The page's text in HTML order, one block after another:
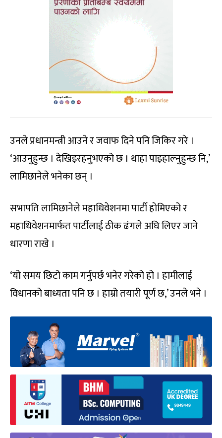
उनले प्रधानमन्त्री आउने र जवाफ दिने पनि जिकिर गरे ।
‘आउनुहुन्छ । देखिइरहनुभएको छ । थाहा पाइहाल्नुहुन्छ नि,’
लामिछानेले भनेका छन् ।
सभापति लामिछानेले महाधिवेशनमा पार्टी होमिएको र
महाधिवेशनमार्फत पार्टीलाई ठीक ढंगले अघि लिएर जाने
धारणा राखे ।
‘यो समय छिटो काम गर्नुपर्छ भनेर गरेको हो । हामीलाई
विधानको बाध्यता पनि छ । हाम्रो तयारी पूर्ण छ,’ उनले भने ।